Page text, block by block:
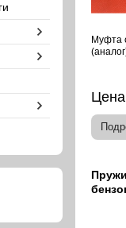
Муфта